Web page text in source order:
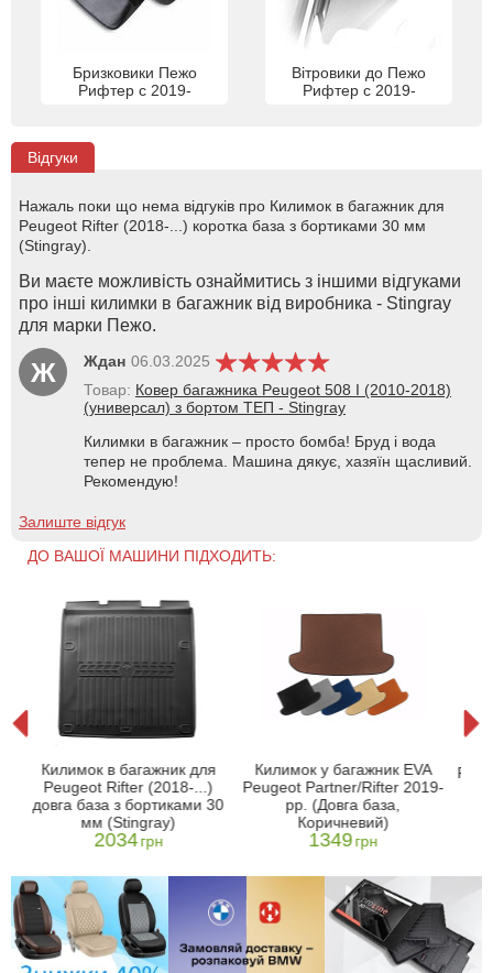
Бризковики Пежо
Рифтер с 2019-
Вітровики до Пежо
Рифтер с 2019-
Відгуки
Нажаль поки що нема відгуків про Килимок в багажник для
Peugeot Rifter (2018-...) коротка база з бортиками 30 мм
(Stingray).
Ви маєте можливість ознаймитись з іншими відгуками
про інші килимки в багажник від виробника - Stingray
для марки Пежо.
Ж Ждан 06.03.2025
Товар: Ковер багажника Peugeot 508 I (2010-2018)
(универсал) з бортом ТЕП - Stingray
Килимки в багажник – просто бомба! Бруд і вода
тепер не проблема. Машина дякує, хазяїн щасливий.
Рекомендую!
Залиште відгук
ДО ВАШОЇ МАШИНИ ПІДХОДИТЬ:
Килимок в багажник для
Peugeot Rifter (2018-...)
довга база з бортиками 30
мм (Stingray)
2034грн
Килимок у багажник EVA
Peugeot Partner/Rifter 2019-
рр. (Довга база,
Коричневий)
1349грн